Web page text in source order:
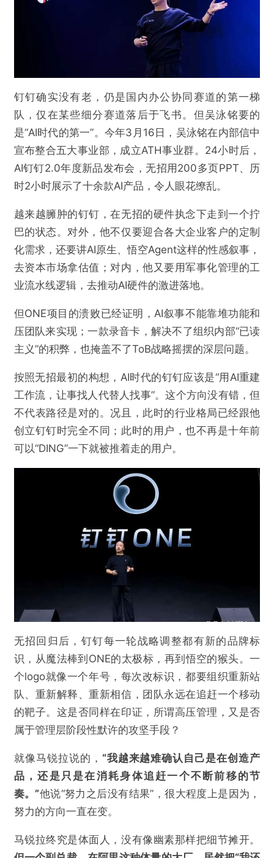
不实信息 违法犯罪 其他
提交
钉钉确实没有老，仍是国内办公协同赛道的第一梯
队，仅在某些细分赛道落后于飞书。但吴泳铭要的
是“AI时代的第一”。今年3月16日，吴泳铭在内部信中
宣布整合五大事业部，成立ATH事业群。24小时后，
AI钉钉2.0年度新品发布会，无招用200多页PPT、历
时2小时展示了十余款AI产品，令人眼花缭乱。
越来越臃肿的钉钉，在无招的硬件执念下走到一个拧
巴的状态。对外，他不仅要迎合各大企业客户的定制
化需求，还要讲AI原生、悟空Agent这样的性感叙事，
去资本市场拿估值；对内，他又要用军事化管理的工
业流水线逻辑，去推动AI硬件的激进落地。
但ONE项目的溃败已经证明，AI叙事不能靠堆功能和
压团队来实现；一款录音卡，解决不了组织内部“已读
主义”的积弊，也掩盖不了ToB战略摇摆的深层问题。
按照无招最初的构想，AI时代的钉钉应该是“用AI重建
工作流，让事找人代替人找事”。这个方向没有错，但
不代表路径是对的。况且，此时的行业格局已经跟他
创立钉钉时完全不同；此时的用户，也不再是十年前
可以“DING”一下就被推着走的用户。
无招回归后，钉钉每一轮战略调整都有新的品牌标
识，从魔法棒到ONE的太极标，再到悟空的猴头。一
个logo就像一个年号，每次改标识，都要组织重新站
队、重新解释、重新相信，团队永远在追赶一个移动
的靶子。这是否同样在印证，所谓高压管理，又是否
属于管理层阶段性默许的攻坚手段？
就像马锐拉说的， “我越来越难确认自己是在创造产
品，还是只是在消耗身体追赶一个不断前移的节
奏。”他说“努力之后没有结果”，很大程度上是因为，
努力的方向一直在变。
马锐拉终究是体面人，没有像幽素那样把细节摊开。